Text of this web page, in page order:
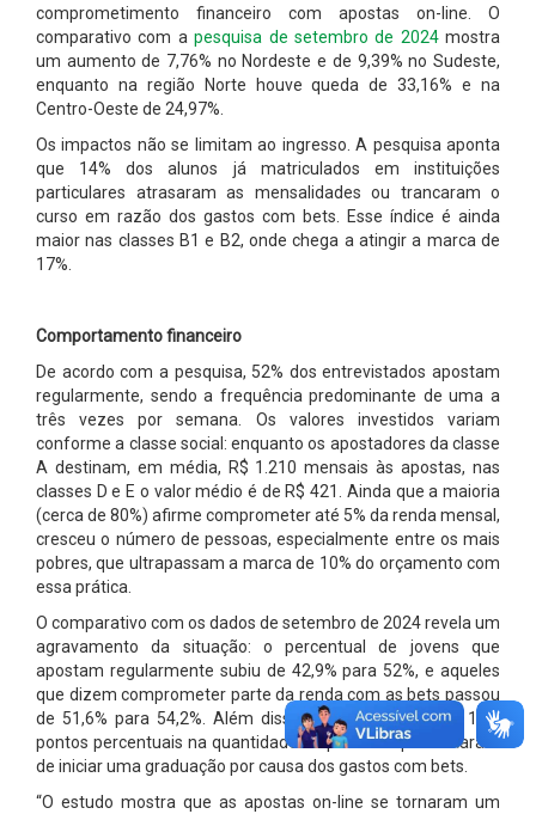
comprometimento financeiro com apostas on-line. O
comparativo com apesquisa de setembro de 2024mostra
um aumento de 7,76% no Nordeste e de 9,39% no Sudeste,
enquanto na região Norte houve queda de 33,16% e na
Centro-Oeste de 24,97%.
Os impactos não se limitam ao ingresso. A pesquisa aponta
que 14% dos alunos já matriculados em instituições
particulares atrasaram as mensalidades ou trancaram o
curso em razão dos gastos com bets. Esse índice é ainda
maior nas classes B1 e B2, onde chega a atingir a marca de
17%.
Comportamento financeiro
De acordo com a pesquisa, 52% dos entrevistados apostam
regularmente, sendo a frequência predominante de uma a
três vezes por semana. Os valores investidos variam
conforme a classe social: enquanto os apostadores da classe
A destinam, em média, R$ 1.210 mensais às apostas, nas
classes D e E o valor médio é de R$ 421. Ainda que a maioria
(cerca de 80%) afirme comprometer até 5% da renda mensal,
cresceu o número de pessoas, especialmente entre os mais
pobres, que ultrapassam a marca de 10% do orçamento com
essa prática.
O comparativo com os dados de setembro de 2024 revela um
agravamento da situação: o percentual de jovens que
apostam regularmente subiu de 42,9% para 52%, e aqueles
que dizem comprometer parte da renda com as bets passou
de 51,6% para 54,2%. Além disso, houve um salto de 11,4
pontos percentuais na quantidade de pessoas que deixaram
de iniciar uma graduação por causa dos gastos com bets.
“O estudo mostra que as apostas on-line se tornaram um